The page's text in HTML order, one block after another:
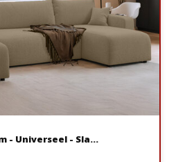
- Universeel - Sla...